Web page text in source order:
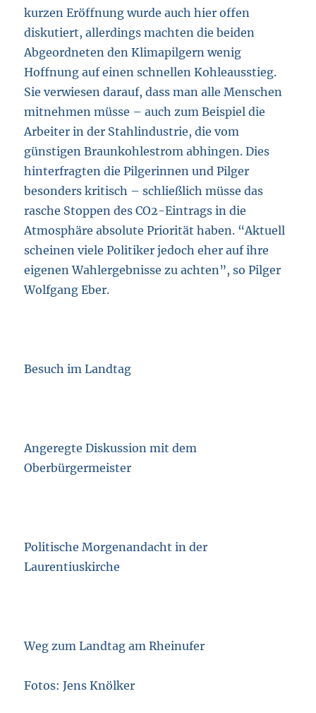
kurzen Eröffnung wurde auch hier offen
diskutiert, allerdings machten die beiden
Abgeordneten den Klimapilgern wenig
Hoffnung auf einen schnellen Kohleausstieg.
Sie verwiesen darauf, dass man alle Menschen
mitnehmen müsse – auch zum Beispiel die
Arbeiter in der Stahlindustrie, die vom
günstigen Braunkohlestrom abhingen. Dies
hinterfragten die Pilgerinnen und Pilger
besonders kritisch – schließlich müsse das
rasche Stoppen des CO2-Eintrags in die
Atmosphäre absolute Priorität haben. “Aktuell
scheinen viele Politiker jedoch eher auf ihre
eigenen Wahlergebnisse zu achten”, so Pilger
Wolfgang Eber.
Besuch im Landtag
Angeregte Diskussion mit dem
Oberbürgermeister
Politische Morgenandacht in der
Laurentiuskirche
Weg zum Landtag am Rheinufer
Fotos: Jens Knölker